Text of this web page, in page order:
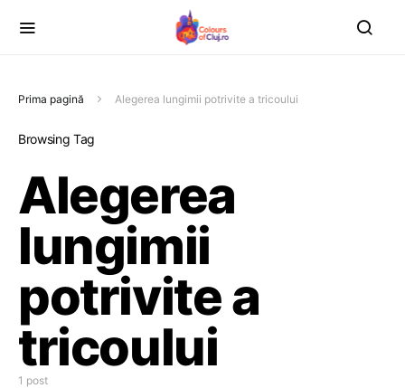
Prima pagină Alegerea lungimii potrivite a tricoului
Browsing Tag
Alegerea
lungimii
potrivite a
tricoului
1 post